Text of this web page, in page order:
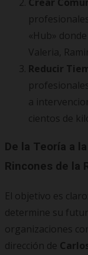
«Hub»
Valeria,
Reducir
a
cientos de
De la Teoría a
Rincones de la
El objetivo es
determine su
organizaciones
dirección de